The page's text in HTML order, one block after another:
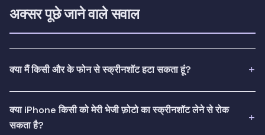
अक्सर पूछे जाने वाले सवाल
क्या मैं किसी और के फोन से स्क्रीनशॉट हटा सकता हूं?
क्या iPhone किसी को मेरी भेजी फ़ोटो का स्क्रीनशॉट लेने से रोक
सकता है?